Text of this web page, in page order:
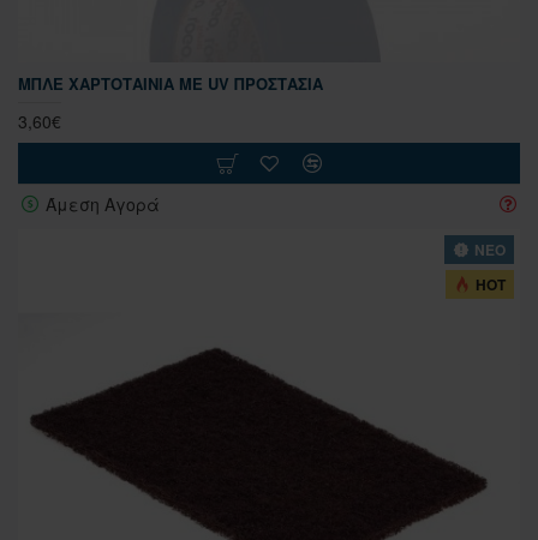
ΜΠΛΕ ΧΑΡΤΟΤΑΙΝΊΑ ΜΕ UV ΠΡΟΣΤΑΣΊΑ
3,60€
Άμεση Αγορά
ΝΕΟ
HOT